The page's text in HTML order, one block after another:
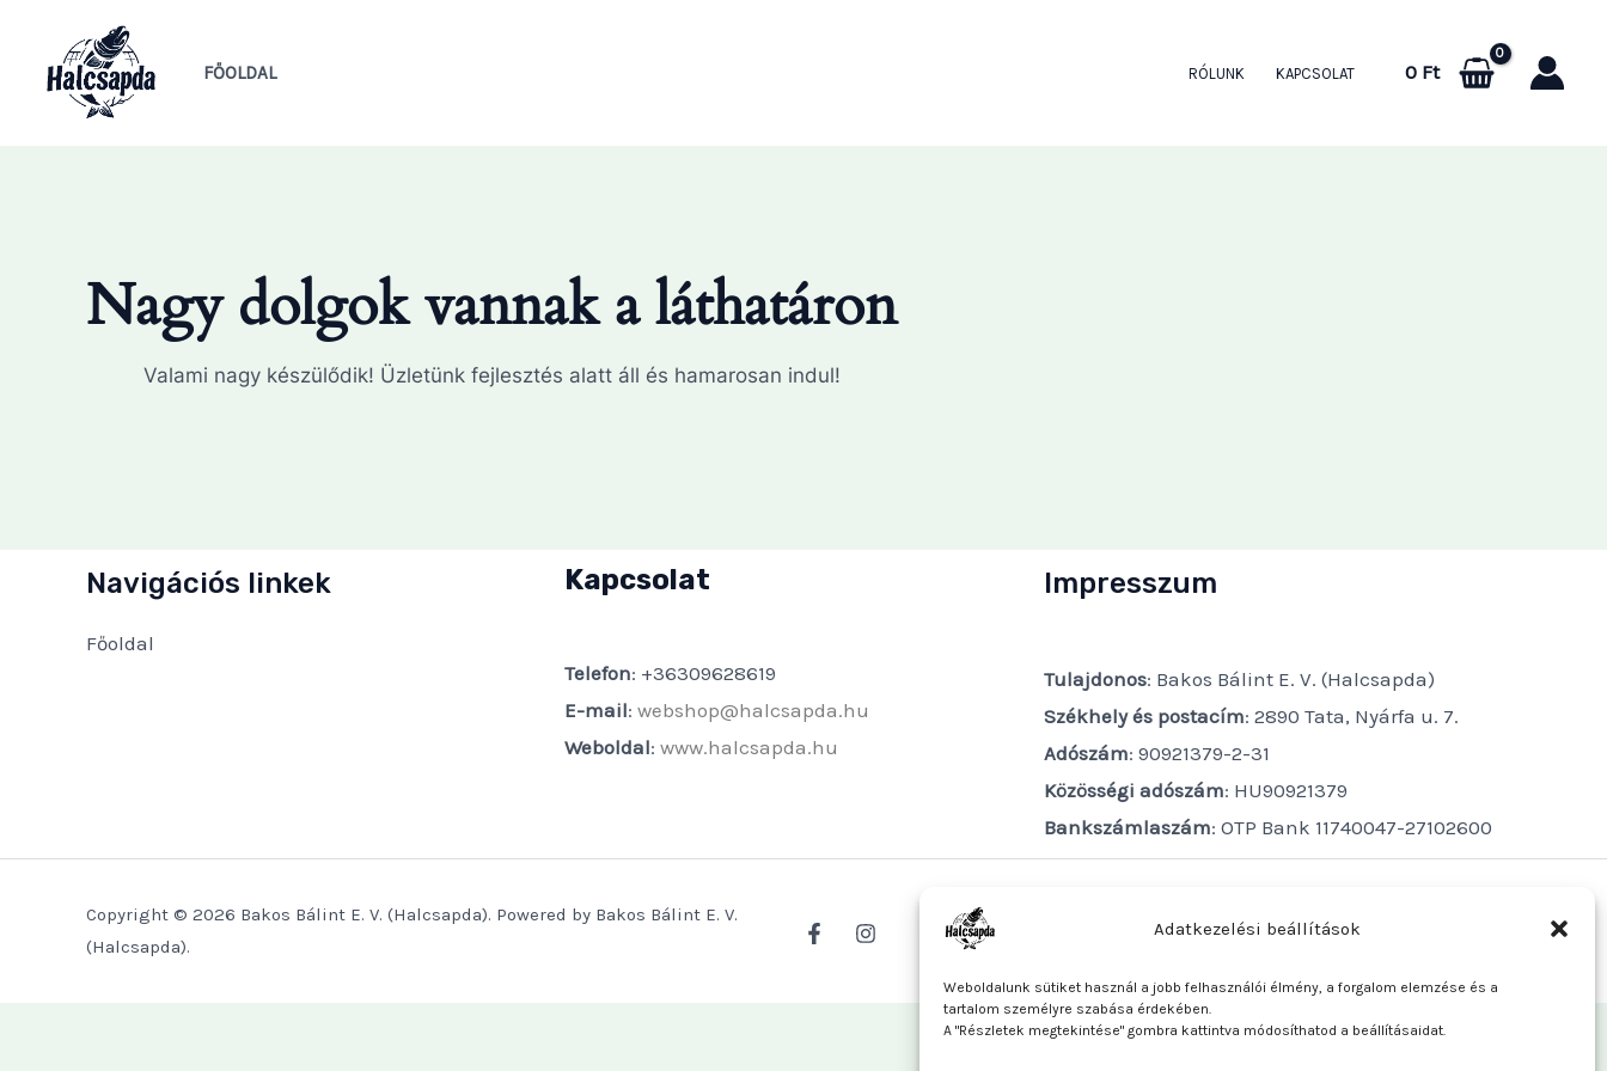
Adatkezelési beállítások
Weboldalunk sütiket használ a jobb felhasználói élmény, a forgalom elemzése és a
tartalom személyre szabása érdekében.
A "Részletek megtekintése" gombra kattintva módosíthatod a beállításaidat.
content
FŐOLDAL RÓLUNK KAPCSOLAT 0 Ft
Nagy dolgok vannak a láthatáron
Valami nagy készülődik! Üzletünk fejlesztés alatt áll és hamarosan indul!
Navigációs linkek
Főoldal
Kapcsolat
Telefon: +36309628619
E-mail:webshop@halcsapda.hu
Weboldal:www.halcsapda.hu
Impresszum
Tulajdonos: Bakos Bálint E. V. (Halcsapda)
Székhely és postacím: 2890 Tata, Nyárfa u. 7.
Adószám: 90921379-2-31
Közösségi adószám: HU90921379
Bankszámlaszám: OTP Bank 11740047-27102600
Copyright © 2026 Bakos Bálint E. V. (Halcsapda). Powered by Bakos Bálint E. V.
(Halcsapda).